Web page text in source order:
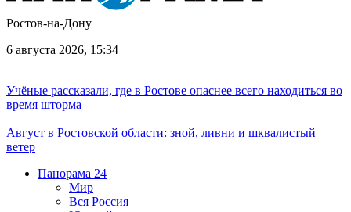
Ростов-на-Дону
6 августа 2026, 15:34
Учёные рассказали, где в Ростове опаснее всего находиться во
время шторма
Август в Ростовской области: зной, ливни и шквалистый
ветер
Панорама 24
Мир
Вся Россия